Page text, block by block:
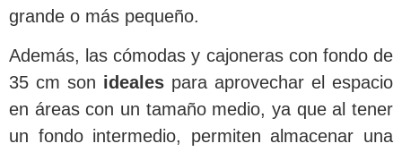
grande o más pequeño.
Además, las cómodas y cajoneras con fondo de
35 cm son ideales para aprovechar el espacio
en áreas con un tamaño medio, ya que al tener
un fondo intermedio, permiten almacenar una